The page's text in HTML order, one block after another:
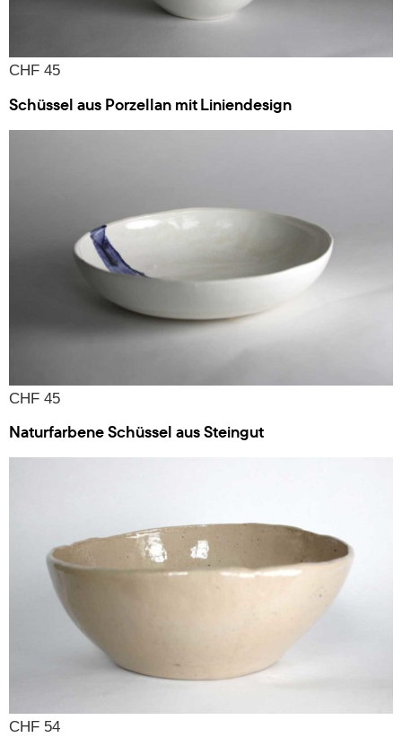
CHF 45
Schüssel aus Porzellan mit Liniendesign
CHF 45
Naturfarbene Schüssel aus Steingut
CHF 54